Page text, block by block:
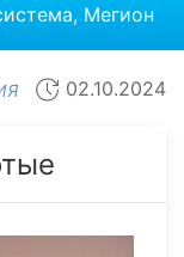
Мегион
02.10.2024